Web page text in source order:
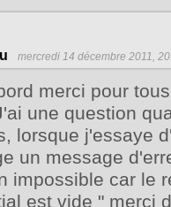
mercredi 14 décembre 2011,
merci pour
une question
lorsque j'essaye
un message
impossible car le
est vide " merci